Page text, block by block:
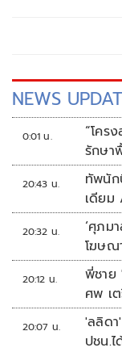
NEWS
0:01 น.
“โครงส
รักษา
20:43 น.
ทัพนัก
เดียม
20:32 น.
‘ศุภม
โฆษณ
20:12 น.
พี่ชาย
ศพ เ
20:07 น.
'ลลิด
ปชน.